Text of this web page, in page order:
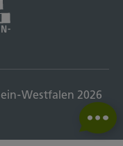
Westfalen 2026